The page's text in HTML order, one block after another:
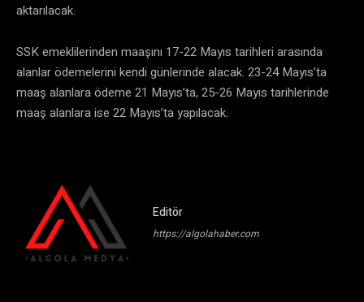
aktarılacak.
SSK emeklilerinden maaşını 17-22 Mayıs tarihleri arasında
alanlar ödemelerini kendi günlerinde alacak. 23-24 Mayıs’ta
maaş alanlara ödeme 21 Mayıs’ta, 25-26 Mayıs tarihlerinde
maaş alanlara ise 22 Mayıs’ta yapılacak.
Editör
https://algolahaber.com